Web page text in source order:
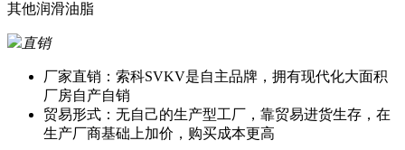
其他润滑油脂
直销
厂家直销：索科SVKV是自主品牌，拥有现代化大面积
厂房自产自销
贸易形式：无自己的生产型工厂，靠贸易进货生存，在
生产厂商基础上加价，购买成本更高